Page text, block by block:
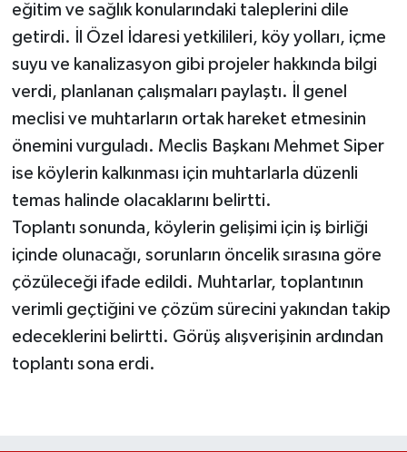
eğitim ve sağlık konularındaki taleplerini dile
getirdi. İl Özel İdaresi yetkilileri, köy yolları, içme
suyu ve kanalizasyon gibi projeler hakkında bilgi
verdi, planlanan çalışmaları paylaştı. İl genel
meclisi ve muhtarların ortak hareket etmesinin
önemini vurguladı. Meclis Başkanı Mehmet Siper
ise köylerin kalkınması için muhtarlarla düzenli
temas halinde olacaklarını belirtti.
Toplantı sonunda, köylerin gelişimi için iş birliği
içinde olunacağı, sorunların öncelik sırasına göre
çözüleceği ifade edildi. Muhtarlar, toplantının
verimli geçtiğini ve çözüm sürecini yakından takip
edeceklerini belirtti. Görüş alışverişinin ardından
toplantı sona erdi.